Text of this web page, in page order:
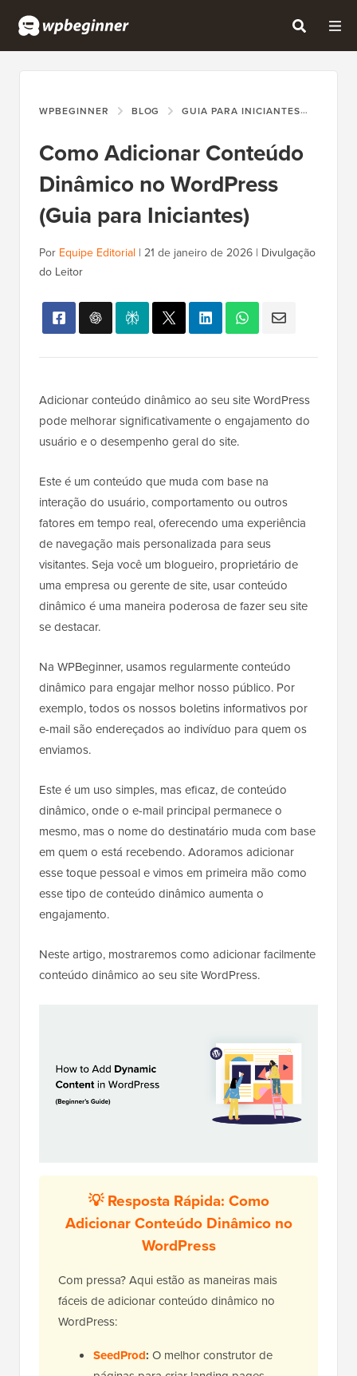
WPBEGINNER BLOG GUIA PARA INICIANTES
Como Adicionar Conteúdo
Dinâmico no WordPress
(Guia para Iniciantes)
Por Equipe Editorial | 21 de janeiro de 2026 | Divulgação
do Leitor
Adicionar conteúdo dinâmico ao seu site WordPress
pode melhorar significativamente o engajamento do
usuário e o desempenho geral do site.
Este é um conteúdo que muda com base na
interação do usuário, comportamento ou outros
fatores em tempo real, oferecendo uma experiência
de navegação mais personalizada para seus
visitantes. Seja você um blogueiro, proprietário de
uma empresa ou gerente de site, usar conteúdo
dinâmico é uma maneira poderosa de fazer seu site
se destacar.
Na WPBeginner, usamos regularmente conteúdo
dinâmico para engajar melhor nosso público. Por
exemplo, todos os nossos boletins informativos por
e-mail são endereçados ao indivíduo para quem os
enviamos.
Este é um uso simples, mas eficaz, de conteúdo
dinâmico, onde o e-mail principal permanece o
mesmo, mas o nome do destinatário muda com base
em quem o está recebendo. Adoramos adicionar
esse toque pessoal e vimos em primeira mão como
esse tipo de conteúdo dinâmico aumenta o
engajamento.
Neste artigo, mostraremos como adicionar facilmente
conteúdo dinâmico ao seu site WordPress.
💡 Resposta Rápida: Como
Adicionar Conteúdo Dinâmico no
WordPress
Com pressa? Aqui estão as maneiras mais
fáceis de adicionar conteúdo dinâmico no
WordPress:
SeedProd: O melhor construtor de